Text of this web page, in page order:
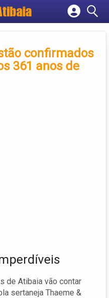
empresa
conta confirmados
361 anos de
de Atibaia vão contar
sertaneja Thaeme &